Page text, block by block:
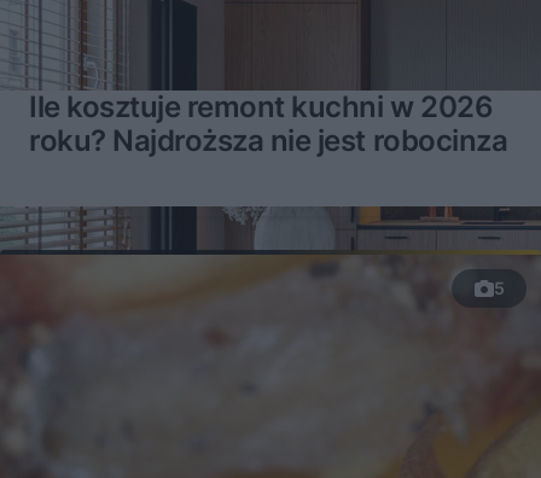
Ile kosztuje remont kuchni w 2026
roku? Najdroższa nie jest robocinza
5